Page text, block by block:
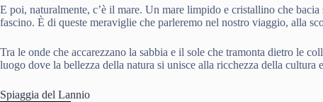
E poi, naturalmente, c’è il mare. Un mare limpido e cristallino che
fascino. È di queste meraviglie che parleremo nel nostro viaggio, alla
Tra le onde che accarezzano la sabbia e il sole che tramonta dietro le
luogo dove la bellezza della natura si unisce alla ricchezza della
Spiaggia del Lannio